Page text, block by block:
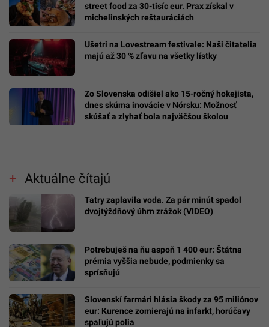
street food za 30-tisíc eur. Prax získal v
michelinských reštauráciách
Ušetri na Lovestream festivale: Naši čitatelia
majú až 30 % zľavu na všetky lístky
Zo Slovenska odišiel ako 15-ročný hokejista,
dnes skúma inovácie v Nórsku: Možnosť
skúšať a zlyhať bola najväčšou školou
Aktuálne čítajú
Tatry zaplavila voda. Za pár minút spadol
dvojtýždňový úhrn zrážok (VIDEO)
Potrebuješ na ňu aspoň 1 400 eur: Štátna
prémia vyššia nebude, podmienky sa
sprísňujú
Slovenskí farmári hlásia škody za 95 miliónov
eur: Kurence zomierajú na infarkt, horúčavy
spaľujú polia